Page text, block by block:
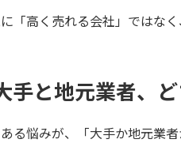
「高く売れる会社」ではなく
手と地元業者、
る悩みが、「大手か地元業者